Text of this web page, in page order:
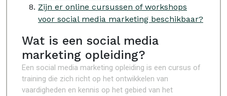
Zijn er online cursussen of workshops
voor social media marketing beschikbaar?
Wat is een social media
marketing opleiding?
Een social media marketing opleiding is een cursus of
training die zich richt op het ontwikkelen van
vaardigheden en kennis op het gebied van het